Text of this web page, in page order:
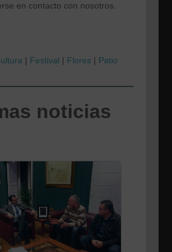
en contacto con nosotros.
| Festival | Flores | Patio
noticias